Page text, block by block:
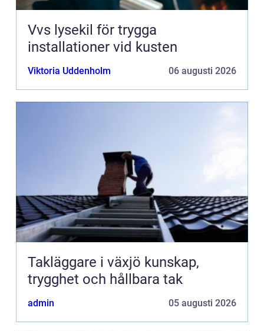
Vvs lysekil för trygga
installationer vid kusten
Viktoria Uddenholm 06 augusti 2026
Takläggare i växjö kunskap,
trygghet och hållbara tak
admin 05 augusti 2026